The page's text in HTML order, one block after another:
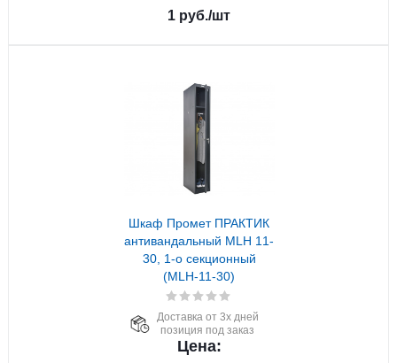
1 руб./шт
Шкаф Промет ПРАКТИК
антивандальный MLH 11-
30, 1-о секционный
(MLH-11-30)
Доставка от 3х дней
позиция под заказ
Цена: